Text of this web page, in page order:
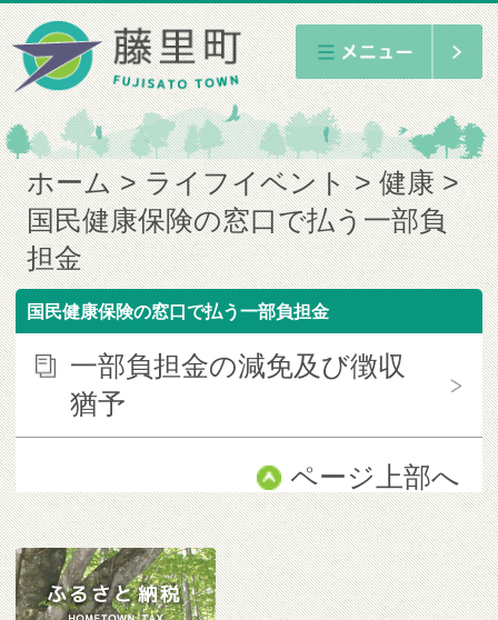
ホーム ライフイベント
健康
国民健康保険の窓口で払う一部負
担金
国民健康保険の窓口で払う一部負担金
一部負担金の減免及び徴収
猶予
ページ上部へ